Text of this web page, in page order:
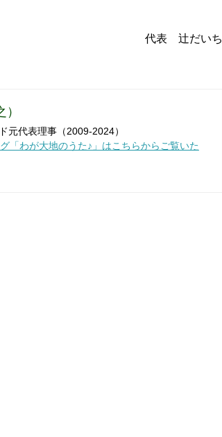
代表 辻だいち
元代表理事（2009-2024）
「わが大地のうた♪」はこちらからご覧いた